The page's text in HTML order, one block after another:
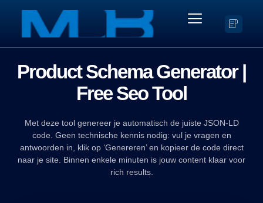
Product Schema Generator |
FreeSeo Tool
Met deze tool genereer je automatisch de juiste JSON-LD
code. Geen technische kennis nodig: vul je vragen en
antwoorden in, klik op ‘Genereren’ en kopieer de code direct
naar je site. Binnen enkele minuten is jouw content klaar voor
rich results.